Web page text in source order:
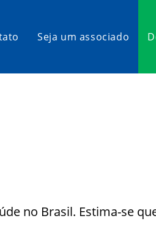
Seja um associado
no Brasil. Estima-se